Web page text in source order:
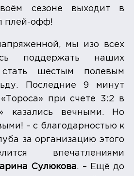
сезоне выходит в
плей-офф!
мы изо всех
поддержать наших
шестым полевым
Последние 9 минут
при счете 3:2 в
казались вечными. Но
– с благодарностью к
за организацию этого
впечатлениями
Сулюкова. – Ещё до